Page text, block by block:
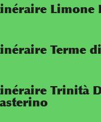
Limone
Terme
Trinità
Menton